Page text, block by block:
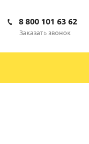
8 800 101 63 62
Заказать звонок